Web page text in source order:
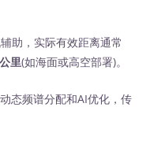
助，实际有效距离通常
里(如海面或高空部署)。
态频谱分配和AI优化，传